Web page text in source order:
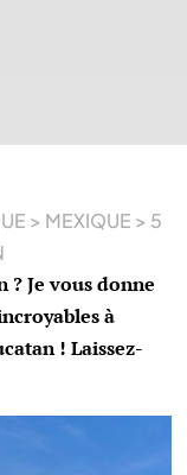
> MEXIQUE > 5
? Je vous donne
à
! Laissez-